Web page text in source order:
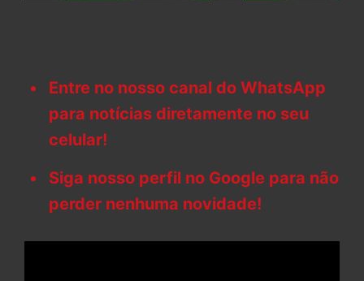
Entre no nosso canal do WhatsApp
para notícias diretamente no seu
celular!
Siga nosso perfil no Google para não
perder nenhuma novidade!